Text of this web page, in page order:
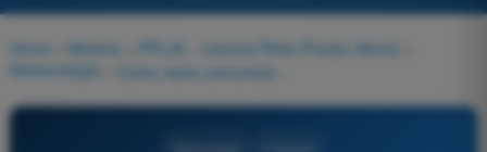
Home Materie PPL(A) - Licenza Pilota Privato (Aerei)
Meteorologia